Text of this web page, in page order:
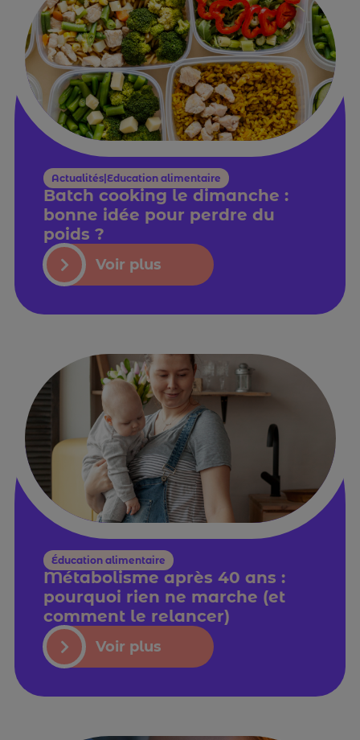
Actualités|Education alimentaire
Batch cooking le dimanche :
bonne idée pour perdre du
poids ?
Voir plus
Éducation alimentaire
Métabolisme après 40 ans :
pourquoi rien ne marche (et
comment le relancer)
Voir plus